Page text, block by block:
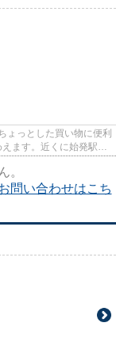
ょっとした買い物に便利
ます。近くに始発駅が
。
問い合わせはこち